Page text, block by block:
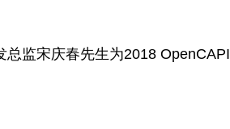
总监宋庆春先生为2018 OpenCAPI